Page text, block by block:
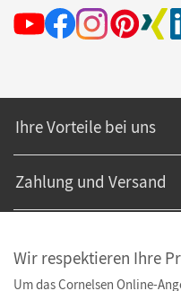
Ihre Vorteile bei uns
Zahlung und Versand
Wir respektieren Ihre
Um das Cornelsen Online-